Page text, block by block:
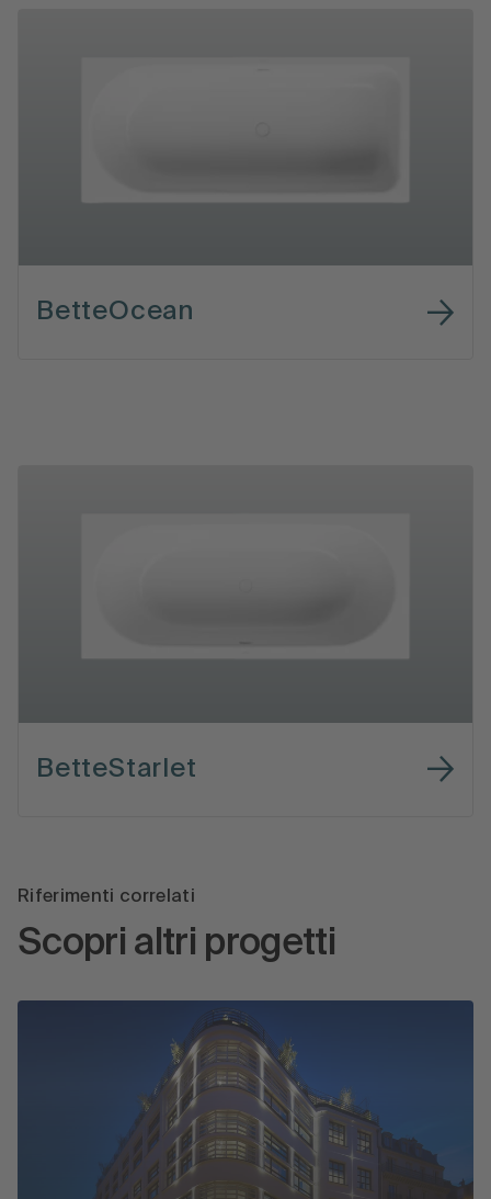
BetteOcean
BetteStarlet
Riferimenti correlati
Scopri altri progetti